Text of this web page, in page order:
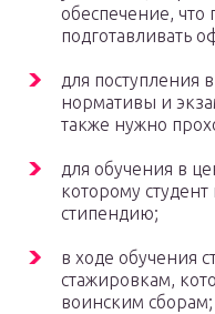
обеспечение, что
подготавливать
для поступления
нормативы и
также нужно
для обучения в
которому
стипендию;
в ходе обучения
стажировкам,
воинским сборам;